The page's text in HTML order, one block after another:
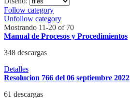
Follow category
Unfollow category
Mostrando 11-20 of 70
Manual de Procesos y Procedimientos
348 descargas
Detalles
Resolucion 766 del 06 septiembre 2022
61 descargas